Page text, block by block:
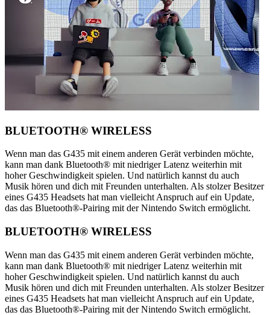
BLUETOOTH® WIRELESS
Wenn man das G435 mit einem anderen Gerät verbinden möchte,
kann man dank Bluetooth® mit niedriger Latenz weiterhin mit
hoher Geschwindigkeit spielen. Und natürlich kannst du auch
Musik hören und dich mit Freunden unterhalten. Als stolzer Besitzer
eines G435 Headsets hat man vielleicht Anspruch auf ein Update,
das das Bluetooth®-Pairing mit der Nintendo Switch ermöglicht.
BLUETOOTH® WIRELESS
Wenn man das G435 mit einem anderen Gerät verbinden möchte,
kann man dank Bluetooth® mit niedriger Latenz weiterhin mit
hoher Geschwindigkeit spielen. Und natürlich kannst du auch
Musik hören und dich mit Freunden unterhalten. Als stolzer Besitzer
eines G435 Headsets hat man vielleicht Anspruch auf ein Update,
das das Bluetooth®-Pairing mit der Nintendo Switch ermöglicht.